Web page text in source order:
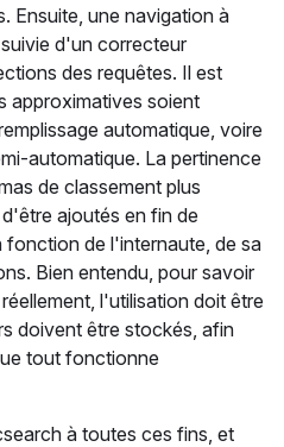
Ensuite, une navigation à
d'un correcteur
des requêtes. Il est
approximatives soient
automatique, voire
automatique. La pertinence
de classement plus
ajoutés en fin de
de l'internaute, de sa
Bien entendu, pour savoir
l'utilisation doit être
doivent être stockés, afin
tout fonctionne
à toutes ces fins, et